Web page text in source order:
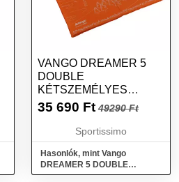
VANGO DREAMER 5
DOUBLE
KÉTSZEMÉLYES
ÖNFELFÚJÓ MATRAC,
MÉRET
35 690 Ft 49290 Ft
Sportissimo
Hasonlók, mint Vango
DREAMER 5 DOUBLE
Kétszemélyes önfelfújó